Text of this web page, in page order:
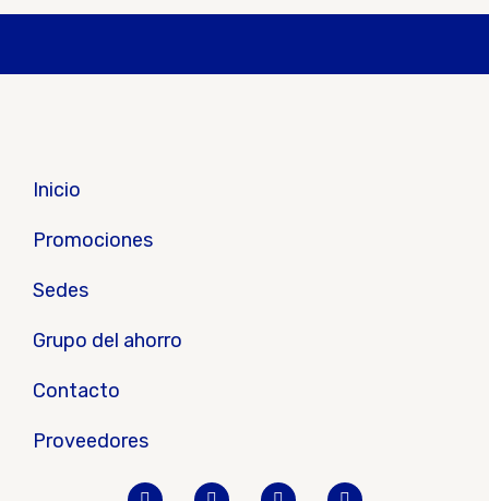
Inicio
Promociones
Sedes
Grupo del ahorro
Contacto
Proveedores
F
I
Y
W